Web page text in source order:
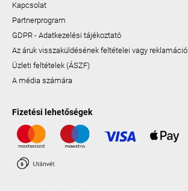
Kapcsolat
Partnerprogram
GDPR - Adatkezelési tájékoztató
Az áruk visszaküldésének feltételei vagy reklamáció
Üzleti feltételek (ÁSZF)
A média számára
Fizetési lehetőségek